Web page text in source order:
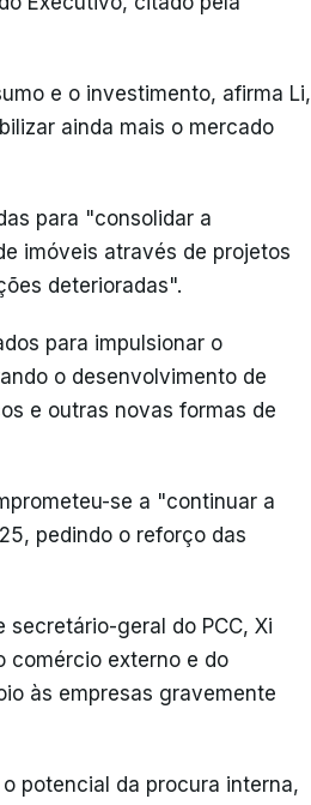
e o investimento, afirma Li,
ainda mais o mercado
para "consolidar a
imóveis através de projetos
deterioradas".
para impulsionar o
o desenvolvimento de
e outras novas formas de
se a "continuar a
pedindo o reforço das
secretário-geral do PCC, Xi
comércio externo e do
às empresas gravemente
potencial da procura interna,